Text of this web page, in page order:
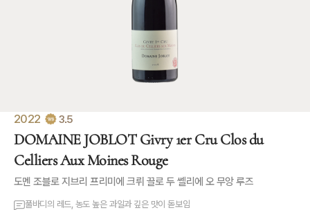
2022 3.5
DOMAINE JOBLOT Givry 1er Cru Clos du
Celliers Aux Moines Rouge
도멘 조블로 지브리 프리미에 크뤼 끌로 두 쎌리에 오 무앙 루즈
풀바디의 레드, 농도 높은 과일과 깊은 맛이 돋보임